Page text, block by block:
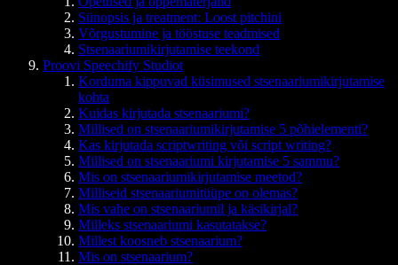
Sünopsis ja treatment: Loost pitchini
Võrgustumine ja tööstuse teadmised
Stsenaariumikirjutamise teekond
Proovi Speechify Studiot
Korduma kippuvad küsimused stsenaariumikirjutamise
kohta
Kuidas kirjutada stsenaariumi?
Millised on stsenaariumikirjutamise 5 põhielementi?
Kas kirjutada scriptwriting või script writing?
Millised on stsenaariumi kirjutamise 5 sammu?
Mis on stsenaariumikirjutamise meetod?
Milliseid stsenaariumitüüpe on olemas?
Mis vahe on stsenaariumil ja käsikirjal?
Milleks stsenaariumi kasutatakse?
Millest koosneb stsenaarium?
Mis on stsenaarium?